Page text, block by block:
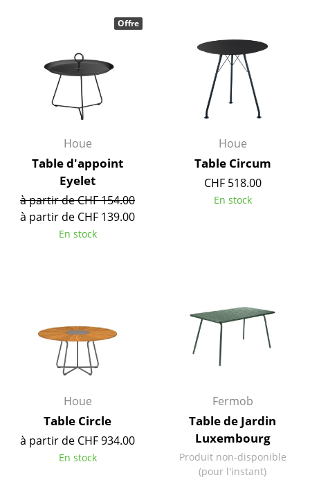
Rangements
Étagères & Armoires
Étagères murales
Buffets & Commodes
Meubles TV
Caissons roulants et Meubles d’appoint
Petits rangements
Pièces détachées
... voir tous les rangements
Suspensions & Plafonniers
Houe
Table d'appoint
Eyelet
à partir de CHF 154.00
à partir de CHF 139.00
En stock
Offre
Houe
Table Circum
CHF 518.00
En stock
Houe
Table Circle
à partir de CHF 934.00
En stock
Fermob
Table de Jardin
Luxembourg
Produit non-disponible
(pour l'instant)